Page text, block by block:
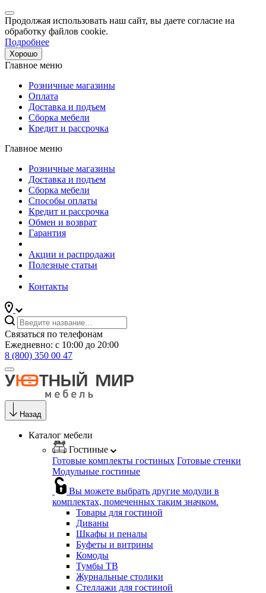
Продолжая использовать наш сайт, вы даете согласие на
обработку файлов cookie.
Подробнее
Хорошо
Главное меню
Розничные магазины
Оплата
Доставка и подъем
Сборка мебели
Кредит и рассрочка
Главное меню
Розничные магазины
Доставка и подъем
Сборка мебели
Способы оплаты
Кредит и рассрочка
Обмен и возврат
Гарантия
Акции и распродажи
Полезные статьи
Контакты
Связаться по телефонам
Ежедневно: с 10:00 до 20:00
8 (800) 350 00 47
Назад
Каталог мебели
Гостиные
Готовые комплекты гостиных Готовые стенки
Модульные гостиные
Вы можете выбрать другие модули в
комплектах, помеченных таким значком.
Товары для гостиной
Диваны
Шкафы и пеналы
Буфеты и витрины
Комоды
Тумбы ТВ
Журнальные столики
Стеллажи для гостиной